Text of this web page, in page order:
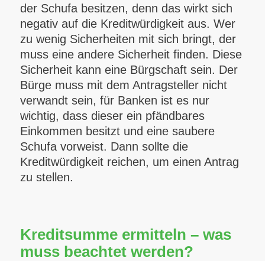
der Schufa besitzen, denn das wirkt sich
negativ auf die Kreditwürdigkeit aus. Wer
zu wenig Sicherheiten mit sich bringt, der
muss eine andere Sicherheit finden. Diese
Sicherheit kann eine Bürgschaft sein. Der
Bürge muss mit dem Antragsteller nicht
verwandt sein, für Banken ist es nur
wichtig, dass dieser ein pfändbares
Einkommen besitzt und eine saubere
Schufa vorweist. Dann sollte die
Kreditwürdigkeit reichen, um einen Antrag
zu stellen.
Kreditsumme ermitteln – was
muss beachtet werden?